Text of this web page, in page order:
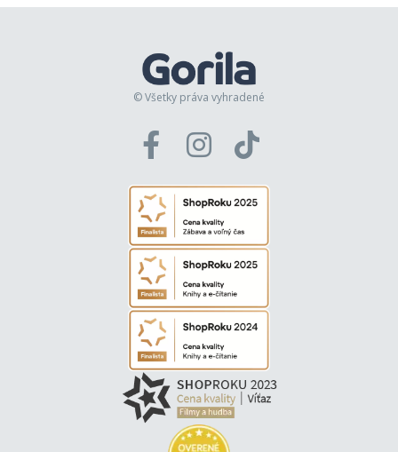
© Všetky práva vyhradené